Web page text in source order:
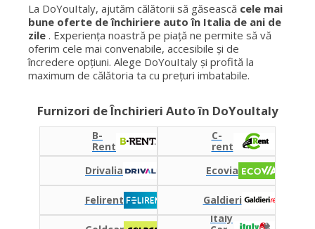
La DoYouItaly, ajutăm călătorii să găsească cele mai
bune oferte de închiriere auto în Italia de ani de
zile . Experiența noastră pe piață ne permite să vă
oferim cele mai convenabile, accesibile și de
încredere opțiuni. Alege DoYouItaly și profită la
maximum de călătoria ta cu prețuri imbatabile.
Furnizori de Închirieri Auto în DoYouItaly
B-
Rent
C-
rent
Drivalia
Ecovia
Felirent Galdieri
Italy